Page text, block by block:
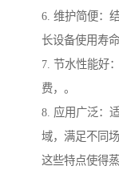
6. 维护简便：
长设备使用寿命
7. 节水性能好
费，。
8. 应用广泛：
域，满足不同
这些特点使得